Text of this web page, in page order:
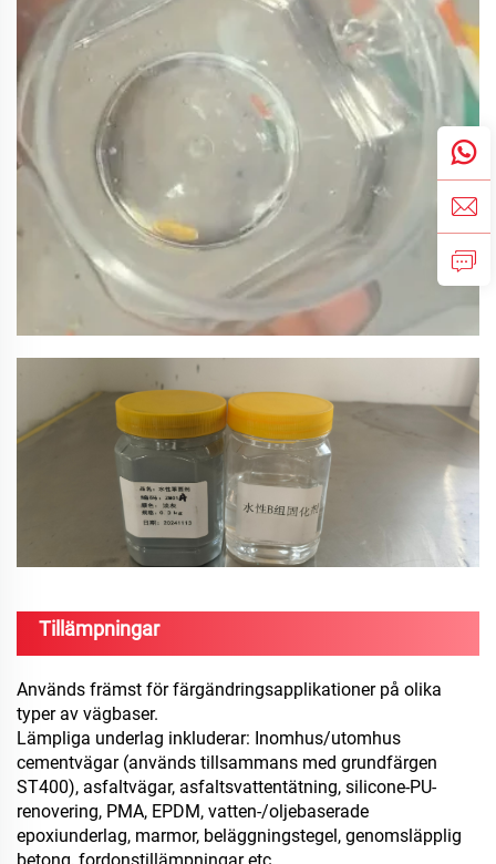
Tillämpningar
Används främst för färgändringsapplikationer på olika
typer av vägbaser.
Lämpliga underlag inkluderar: Inomhus/utomhus
cementvägar (används tillsammans med grundfärgen
ST400), asfaltvägar, asfaltsvattentätning, silicone-PU-
renovering, PMA, EPDM, vatten-/oljebaserade
epoxiunderlag, marmor, beläggningstegel, genomsläpplig